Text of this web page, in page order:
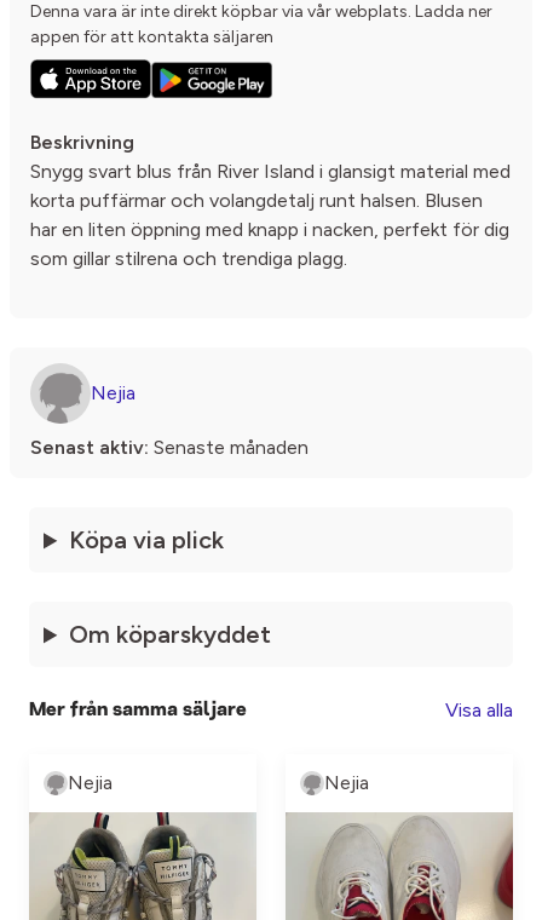
Denna vara är inte direkt köpbar via vår webplats. Ladda ner
appen för att kontakta säljaren
Beskrivning
Snygg svart blus från River Island i glansigt material med
korta puffärmar och volangdetalj runt halsen. Blusen
har en liten öppning med knapp i nacken, perfekt för dig
som gillar stilrena och trendiga plagg.
Nejia
Senast aktiv: Senaste månaden
Köpa via plick
Om köparskyddet
Mer från samma säljare Visa alla
Nejia Nejia